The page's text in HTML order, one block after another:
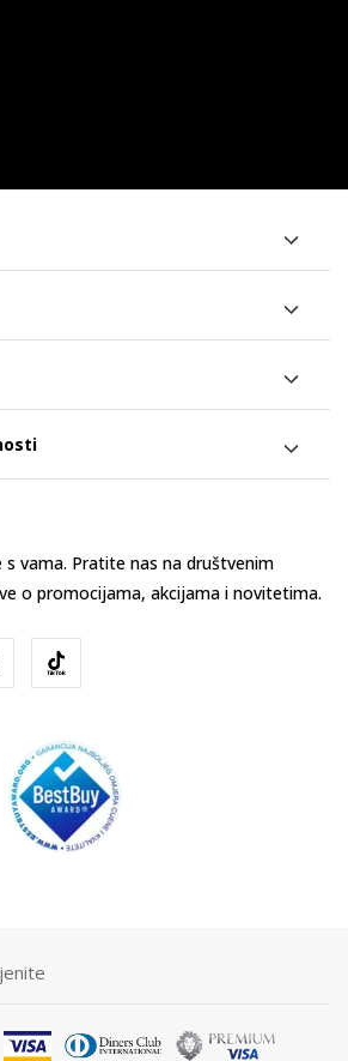
vama. Pratite nas na društvenim
o promocijama, akcijama i novitetima.